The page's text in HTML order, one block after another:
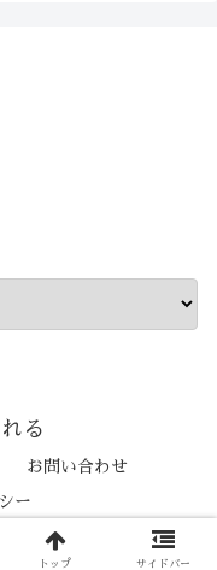
る
お問い合わせ
ー
トップ サイドバー